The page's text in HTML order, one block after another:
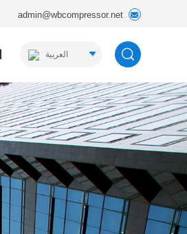
admin@wbcompressor.net
العربية
English
Español
Русский